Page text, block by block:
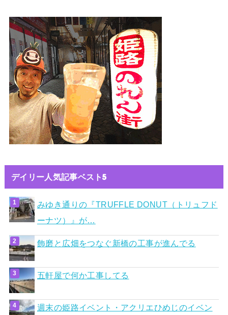
デイリー人気記事ベスト5
みゆき通りの『TRUFFLE DONUT（トリュフド
ーナツ）』が…
飾磨と広畑をつなぐ新橋の工事が進んでる
五軒屋で何か工事してる
週末の姫路イベント・アクリエひめじのイベン